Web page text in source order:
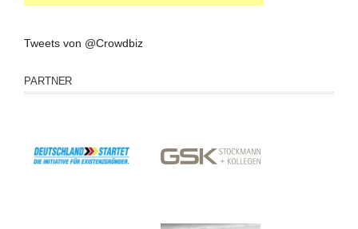
Tweets von @Crowdbiz
PARTNER